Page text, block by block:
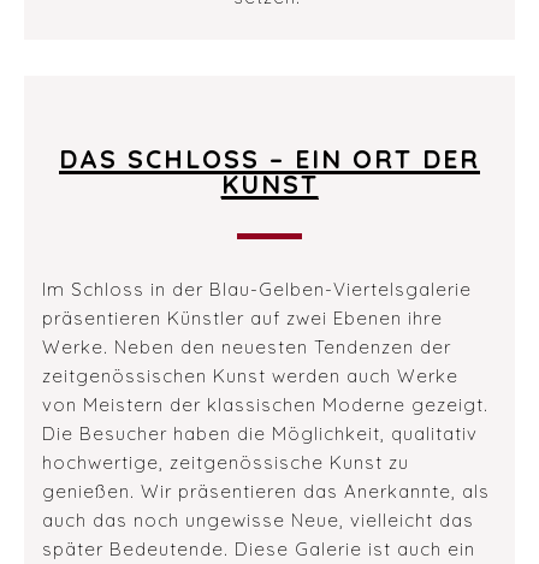
DAS SCHLOSS – EIN ORT DER
KUNST
Im Schloss in der Blau-Gelben-Viertelsgalerie
präsentieren Künstler auf zwei Ebenen ihre
Werke. Neben den neuesten Tendenzen der
zeitgenössischen Kunst werden auch Werke
von Meistern der klassischen Moderne gezeigt.
Die Besucher haben die Möglichkeit, qualitativ
hochwertige, zeitgenössische Kunst zu
genießen. Wir präsentieren das Anerkannte, als
auch das noch ungewisse Neue, vielleicht das
später Bedeutende. Diese Galerie ist auch ein